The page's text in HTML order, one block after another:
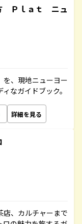
Ｐｌａｔ ニュ
を、現地ニューヨー
なガイドブック。
詳細を見る
店、カルチャーまで